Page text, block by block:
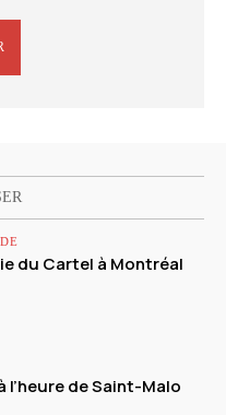
du Cartel à Montréal
l’heure de Saint-Malo